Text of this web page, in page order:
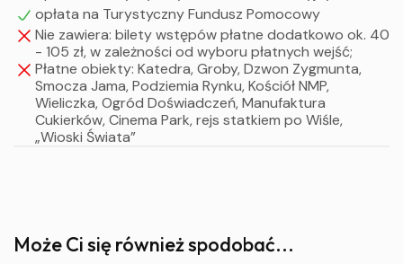
UWAGA !
Powyższy program jest ramowy i może ulegać zmianom
w zależności od potrzeb grupy.
opłata na Turystyczny Fundusz Pomocowy
Nie zawiera: bilety wstępów płatne dodatkowo ok. 40
- 105 zł, w zależności od wyboru płatnych wejść;
Płatne obiekty: Katedra, Groby, Dzwon Zygmunta,
Smocza Jama, Podziemia Rynku, Kościół NMP,
Wieliczka, Ogród Doświadczeń, Manufaktura
Cukierków, Cinema Park, rejs statkiem po Wiśle,
„Wioski Świata”
Może Ci się również spodobać...